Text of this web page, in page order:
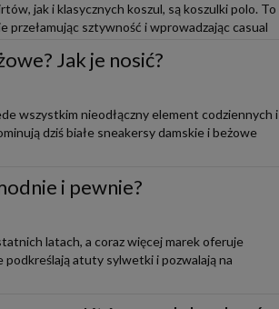
jak i klasycznych koszul, są koszulki polo. To
przełamując sztywność i wprowadzając casual
Jak je nosić?
wszystkim nieodłączny element codziennych i
dziś białe sneakersy damskie i beżowe
i pewnie?
latach, a coraz więcej marek oferuje
atuty sylwetki i pozwalają na